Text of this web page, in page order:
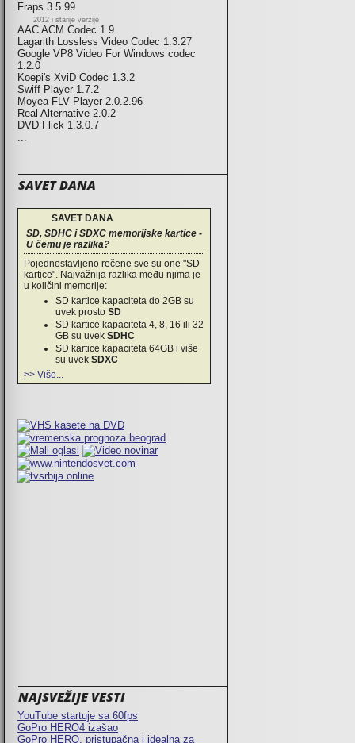
Fraps 3.5.99
2012 i starije verzije
AAC ACM Codec 1.9
Lagarith Lossless Video Codec 1.3.27
Google VP8 Video For Windows codec
1.2.0
Koepi's XviD Codec 1.3.2
Swiff Player 1.7.2
Moyea FLV Player 2.0.2.96
Real Alternative 2.0.2
DVD Flick 1.3.0.7
...
SAVET DANA
SAVET DANA
SD, SDHC i SDXC memorijske kartice -
U čemu je razlika?
Pojednostavljeno rečene sve su one "SD
kartice". Najvažnija razlika među njima je
u količini memorije:
SD kartice kapaciteta do 2GB su
uvek prosto SD
SD kartice kapaciteta 4, 8, 16 ili 32
GB su uvek SDHC
SD kartice kapaciteta 64GB i više
su uvek SDXC
>> Više...
NAJSVEŽIJE VESTI
YouTube startuje sa 60fps
GoPro HERO4 izašao
GoPro HERO, pristupačna i idealna za